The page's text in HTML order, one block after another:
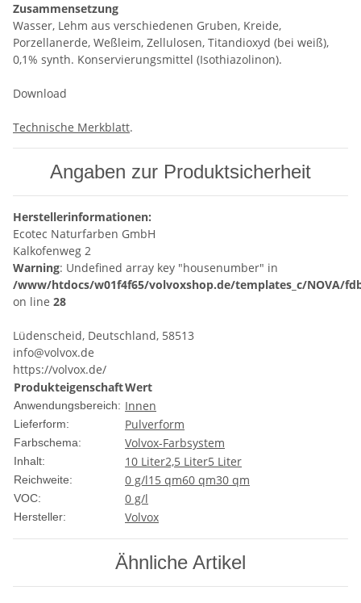
Zusammensetzung
Wasser, Lehm aus verschiedenen Gruben, Kreide,
Porzellanerde, Weßleim, Zellulosen, Titandioxyd (bei weiß),
0,1% synth. Konservierungsmittel (Isothiazolinon).
Download
Technische Merkblatt.
Angaben zur Produktsicherheit
Herstellerinformationen:
Ecotec Naturfarben GmbH
Kalkofenweg 2
Warning: Undefined array key "housenumber" in
/www/htdocs/w01f4f65/volvoxshop.de/templates_c/NOVA/
on line 28
Lüdenscheid, Deutschland, 58513
info@volvox.de
https://volvox.de/
ProdukteigenschaftWert
Anwendungsbereich: Innen
Lieferform: Pulverform
Farbschema: Volvox-Farbsystem
Inhalt: 10 Liter2,5 Liter5 Liter
Reichweite: 0 g/l15 qm60 qm30 qm
VOC: 0 g/l
Hersteller: Volvox
Ähnliche Artikel